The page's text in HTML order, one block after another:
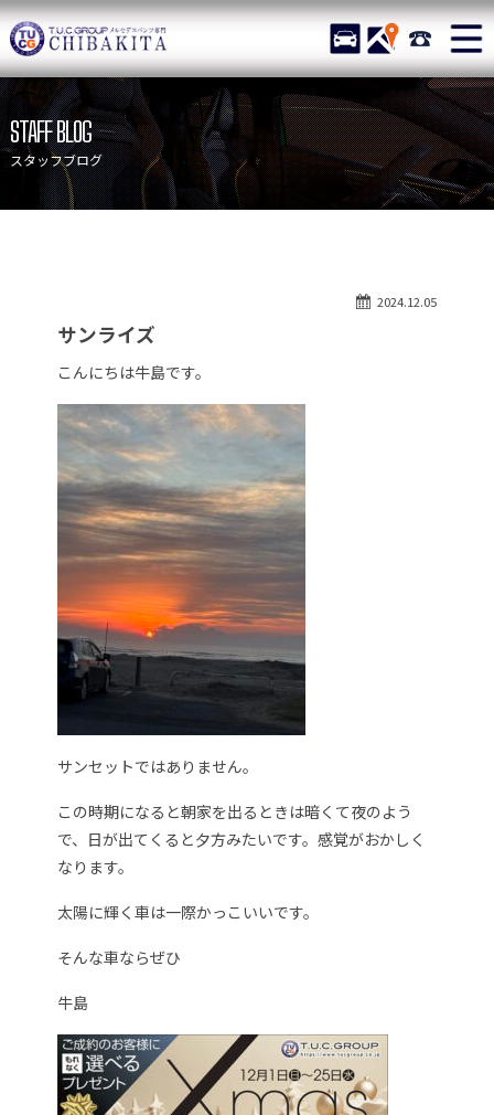
TUCグループ メルセデスベ
STOCK ACCESS 043-
ニュース
在庫リスト
目玉車両一覧
店舗紹介
保証＆サービス
アクセスマップ
自動車保険
納車blog
会社概要
STAFF BLOG
スタッフブログ
2024.12.05
サンライズ
こんにちは牛島です。
サンセットではありません。
この時期になると朝家を出るときは暗くて夜のよう
で、日が出てくると夕方みたいです。感覚がおかしく
なります。
太陽に輝く車は一際かっこいいです。
そんな車ならぜひ
牛島